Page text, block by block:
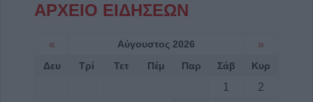
ΑΡΧΕΙΟ ΕΙΔΗΣΕΩΝ
« Αύγουστος 2026 »
Δευ Τρί Τετ Πέμ Παρ Σάβ Κυρ
1
2